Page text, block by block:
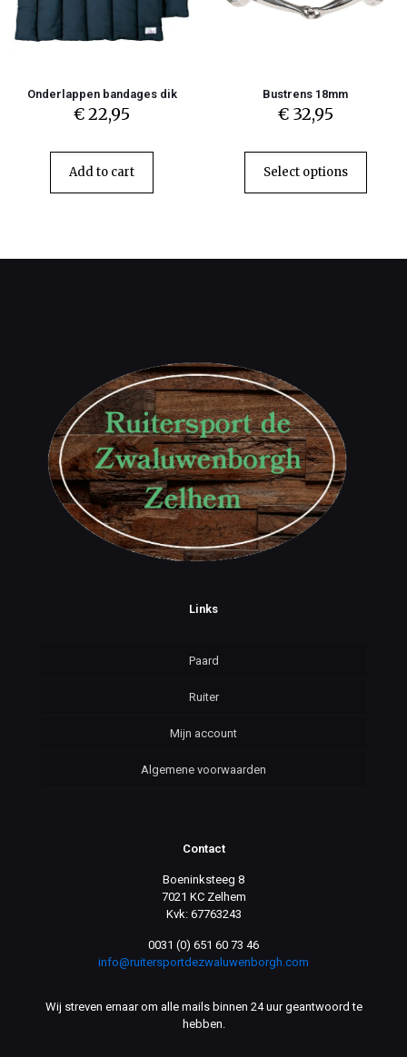
Onderlappen bandages dik
€22,95
Add to cart
Bustrens 18mm
€32,95
Select options
Links
Paard
Ruiter
Mijn account
Algemene voorwaarden
Contact
Boeninksteeg 8
7021 KC Zelhem
Kvk: 67763243
0031 (0) 651 60 73 46
info@ruitersportdezwaluwenborgh.com
Wij streven ernaar om alle mails binnen 24 uur geantwoord te
hebben.